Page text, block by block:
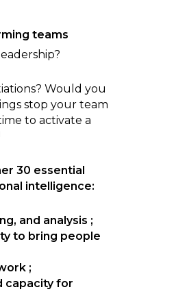
teams
Would you
stop your team
to activate a
30 essential
intelligence:
and analysis ;
to bring people
;
capacity for